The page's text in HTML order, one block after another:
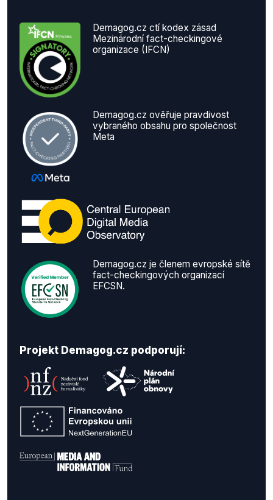
Demagog.cz ctí kodex zásad
Mezinárodní fact-checkingové
organizace (IFCN)
Demagog.cz ověřuje pravdivost
vybraného obsahu pro společnost
Meta
Demagog.cz je členem evropské sítě
fact-checkingových organizací
EFCSN.
Projekt Demagog.cz podporují: